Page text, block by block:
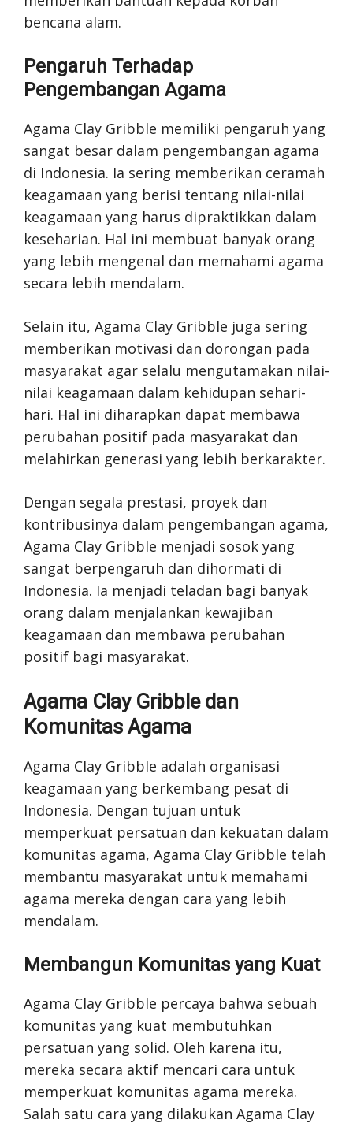
bencana alam.
Pengaruh Terhadap
Pengembangan Agama
Agama Clay Gribble memiliki pengaruh yang
sangat besar dalam pengembangan agama
di Indonesia. Ia sering memberikan ceramah
keagamaan yang berisi tentang nilai-nilai
keagamaan yang harus dipraktikkan dalam
keseharian. Hal ini membuat banyak orang
yang lebih mengenal dan memahami agama
secara lebih mendalam.
Selain itu, Agama Clay Gribble juga sering
memberikan motivasi dan dorongan pada
masyarakat agar selalu mengutamakan nilai-
nilai keagamaan dalam kehidupan sehari-
hari. Hal ini diharapkan dapat membawa
perubahan positif pada masyarakat dan
melahirkan generasi yang lebih berkarakter.
Dengan segala prestasi, proyek dan
kontribusinya dalam pengembangan agama,
Agama Clay Gribble menjadi sosok yang
sangat berpengaruh dan dihormati di
Indonesia. Ia menjadi teladan bagi banyak
orang dalam menjalankan kewajiban
keagamaan dan membawa perubahan
positif bagi masyarakat.
Agama Clay Gribble dan
Komunitas Agama
Agama Clay Gribble adalah organisasi
keagamaan yang berkembang pesat di
Indonesia. Dengan tujuan untuk
memperkuat persatuan dan kekuatan dalam
komunitas agama, Agama Clay Gribble telah
membantu masyarakat untuk memahami
agama mereka dengan cara yang lebih
mendalam.
Membangun Komunitas yang Kuat
Agama Clay Gribble percaya bahwa sebuah
komunitas yang kuat membutuhkan
persatuan yang solid. Oleh karena itu,
mereka secara aktif mencari cara untuk
memperkuat komunitas agama mereka.
Salah satu cara yang dilakukan Agama Clay